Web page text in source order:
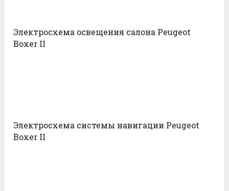
Электросхема освещения салона Peugeot
Boxer II
Электросхема системы навигации Peugeot
Boxer II